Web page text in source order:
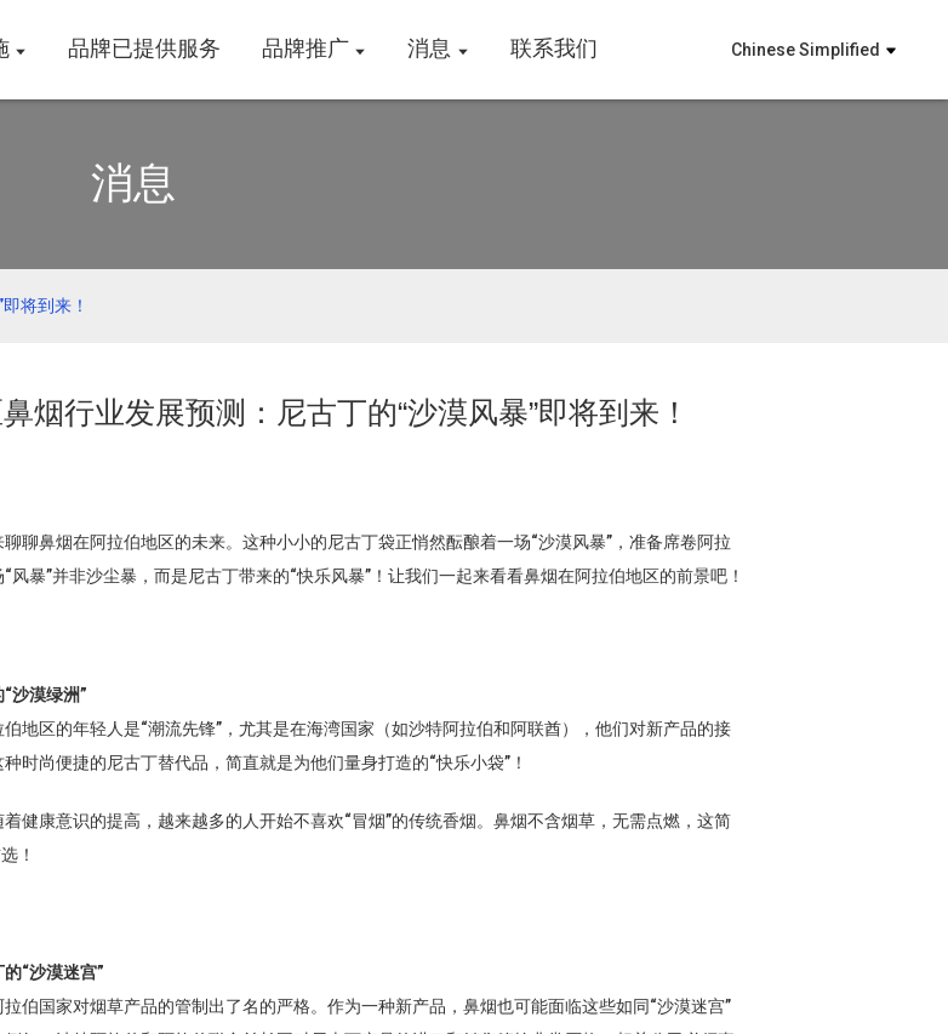
品牌已提供服务 品牌推广 消息 联系我们 Chinese Simplified
消息
将到来！
烟行业发展预测：尼古丁的“沙漠风暴”即将到来！
聊鼻烟在阿拉伯地区的未来。这种小小的尼古丁袋正悄然酝酿着一场“沙漠风暴”，准备席卷阿拉
风暴”并非沙尘暴，而是尼古丁带来的“快乐风暴”！让我们一起来看看鼻烟在阿拉伯地区的前景吧！
沙漠绿洲”
地区的年轻人是“潮流先锋”，尤其是在海湾国家（如沙特阿拉伯和阿联酋），他们对新产品的接
时尚便捷的尼古丁替代品，简直就是为他们量身打造的“快乐小袋”！
健康意识的提高，越来越多的人开始不喜欢“冒烟”的传统香烟。鼻烟不含烟草，无需点燃，这简
！
“沙漠迷宫”
伯国家对烟草产品的管制出了名的严格。作为一种新产品，鼻烟也可能面临这些如同“沙漠迷宫”